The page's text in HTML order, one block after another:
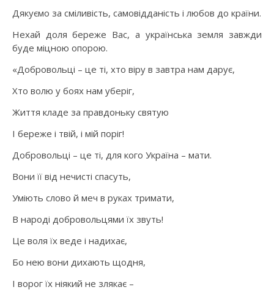
Дякуємо за сміливість, самовідданість і любов до країни.
Нехай доля береже Вас, а українська земля завжди
буде міцною опорою.
«Добровольці – це ті, хто віру в завтра нам дарує,
Хто волю у боях нам уберіг,
Життя кладе за правдоньку святую
І береже і твій, і мій поріг!
Добровольці – це ті, для кого Україна – мати.
Вони її від нечисті спасуть,
Уміють слово й меч в руках тримати,
В народі добровольцями їх звуть!
Це воля їх веде і надихає,
Бо нею вони дихають щодня,
І ворог їх ніякий не злякає –